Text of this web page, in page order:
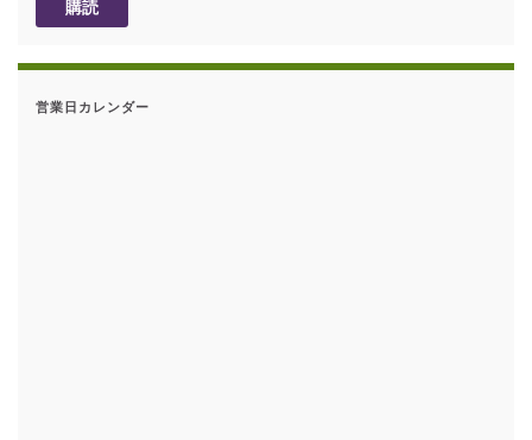
購読
営業日カレンダー